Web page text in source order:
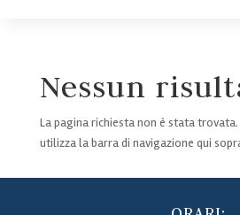
Nessun
La pagina richiesta non è stata
utilizza la barra di navigazione qui